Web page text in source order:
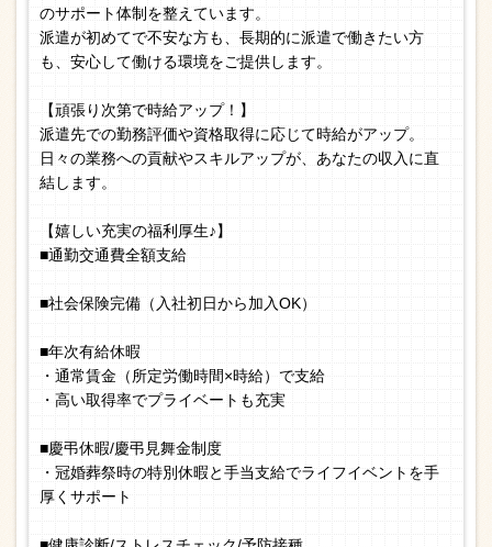
のサポート体制を整えています。
派遣が初めてで不安な方も、長期的に派遣で働きたい方
も、安心して働ける環境をご提供します。
【頑張り次第で時給アップ！】
派遣先での勤務評価や資格取得に応じて時給がアップ。
日々の業務への貢献やスキルアップが、あなたの収入に直
結します。
【嬉しい充実の福利厚生♪】
■通勤交通費全額支給
■社会保険完備（入社初日から加入OK）
■年次有給休暇
・通常賃金（所定労働時間×時給）で支給
・高い取得率でプライベートも充実
■慶弔休暇/慶弔見舞金制度
・冠婚葬祭時の特別休暇と手当支給でライフイベントを手
厚くサポート